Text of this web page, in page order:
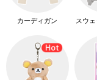
カーディガン
スウ